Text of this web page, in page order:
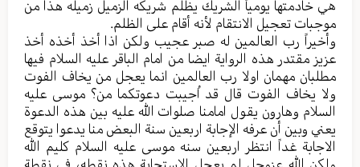
هي خادمتها یومیاً الشریك یظلم شریکه الزمیل زمیله هذا من
موجبات تعجیل الانتقام لأنه أقام علی الظلم.
وأخیراً رب العالمین له صبر عجیب ولکن اذا أخذ أخذه أخذ
عزیز مقتدر هذه الروایة ایضا من امام الباقر علیه السلام فیها
مطلبان مهمان اولا رب العالمین انما یعجل من یخاف الفوت
ولا یخاف الفوت قال قد اُجیبت دعوتکما من؟ موسی علیه
السلام وهارون یقول امامنا صلوات الله علیه بین هذه الدعوة
يعني وبین أن عرفه الإجابة اربعین سنة البعض منا یدعوا یتوقع
الاجابة غداً انتظر اربعین سنه موسی علیه السلام کلیم الله
ولکن الله عزوجل لم یعجل الاستجابة هذه نقطه، في نقطة